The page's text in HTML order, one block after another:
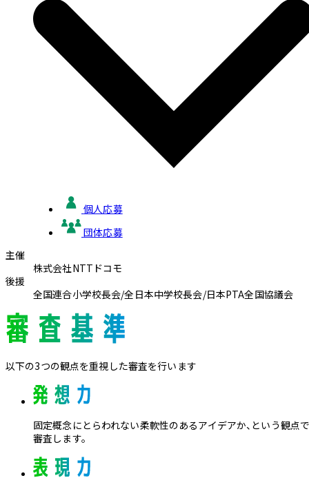
個人応募
団体応募
主催
株式会社NTTドコモ
後援
全国連合小学校長会/全日本中学校長会/日本PTA全国協議会
以下の3つの観点を重視した審査を行います
固定概念にとらわれない柔軟性のあるアイデアか、という観点
審査します。